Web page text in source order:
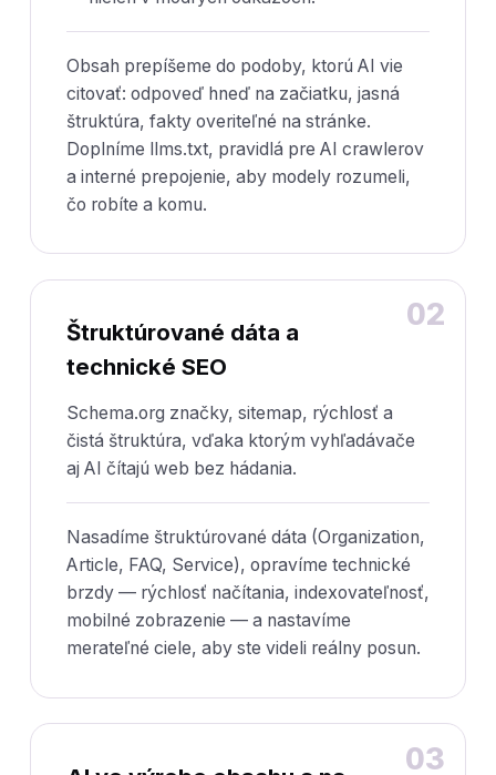
Obsah prepíšeme do podoby, ktorú AI vie
citovať: odpoveď hneď na začiatku, jasná
štruktúra, fakty overiteľné na stránke.
Doplníme llms.txt, pravidlá pre AI crawlerov
a interné prepojenie, aby modely rozumeli,
čo robíte a komu.
02
Štruktúrované dáta a
technické SEO
Schema.org značky, sitemap, rýchlosť a
čistá štruktúra, vďaka ktorým vyhľadávače
aj AI čítajú web bez hádania.
Nasadíme štruktúrované dáta (Organization,
Article, FAQ, Service), opravíme technické
brzdy — rýchlosť načítania, indexovateľnosť,
mobilné zobrazenie — a nastavíme
merateľné ciele, aby ste videli reálny posun.
03